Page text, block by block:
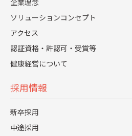
企業理念
ソリューションコンセプト
アクセス
認証資格・許認可・受賞等
健康経営について
採用情報
新卒採用
中途採用
圧迫的な態度はもちろん、事務的
心がない」と受け取られかねませ
候補者は面接官の言動を「この会
として投影するため、対応品質の
オワハラへの不安と「不信
内定を出した後に圧力的な対応を
関係は一気に崩壊します。